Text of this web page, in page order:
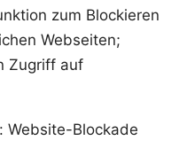
zum Blockieren
Webseiten;
Zugriff auf
Blockade